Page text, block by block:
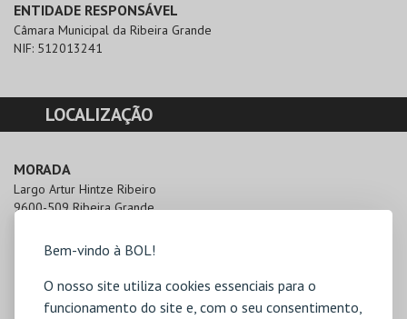
Bem-vindo à BOL!
O nosso site utiliza cookies essenciais para o
funcionamento do site e, com o seu consentimento,
ENTIDADE RESPONSÁVEL
Câmara Municipal da Ribeira Grande
NIF: 512013241
LOCALIZAÇÃO
MORADA
Largo Artur Hintze Ribeiro
9600-509 Ribeira Grande